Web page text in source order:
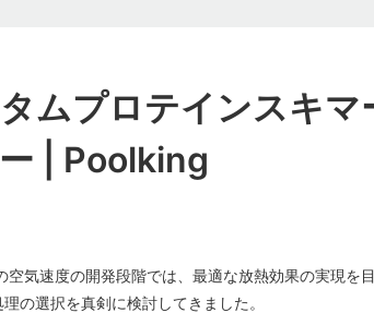
ムプロテインスキマ
| Poolking
空気速度の開発段階では、最適な放熱効果の実現を
の選択を真剣に検討してきました。